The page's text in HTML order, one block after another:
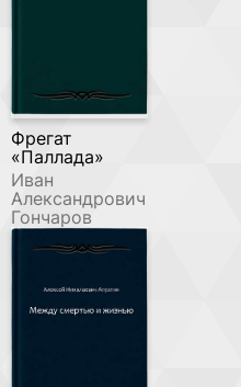
Фрегат
«Паллада»
Иван
Александрович
Гончаров